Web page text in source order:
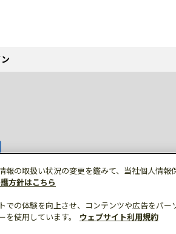
報の取扱い状況の変更を鑑みて、当社個人情
方針はこちら
での体験を向上させ、コンテンツや広告をパー
使用しています。
ウェブサイト利用規約